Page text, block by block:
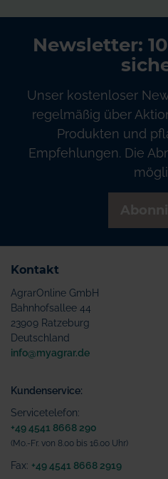
Newsletter:
Unser kostenloser
regelmäßig über
Produkten und
Empfehlungen. Die
Kontakt
AgrarOnline GmbH
Bahnhofsallee 44
23909 Ratzeburg
Deutschland
info@myagrar.de
Kundenservice:
Servicetelefon:
+49 4541 8668 290
(Mo.-Fr. von 8.00 bis 16.00 Uhr)
Fax: +49 4541 8668 2919